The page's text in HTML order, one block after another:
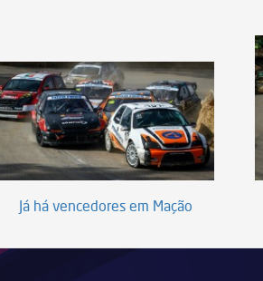
Já há vencedores em Mação